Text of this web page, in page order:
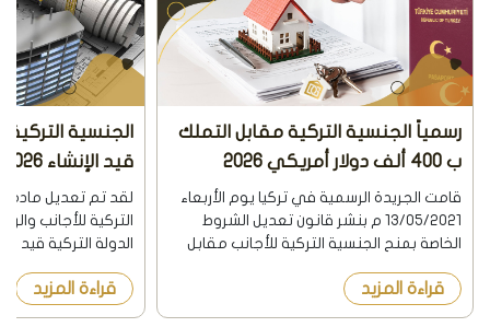
رسمياً الجنسية التركية مقابل التملك
ب 400 ألف دولار أمريكي 2026
قامت الجريدة الرسمية في تركيا يوم الأربعاء
13/05/2021 م بنشر قانون تعديل الشروط
الخاصة بمنح الجنسية التركية للأجانب مقابل
والإستثمار والإيداع في البنوك التركية
قراءة المزيد
الجنسية
قيد الإنشاء 2026
لقد تم تعديل مادة
التركية للأجانب
الدولة التركية قيد
8/12/2018
قراءة المزيد